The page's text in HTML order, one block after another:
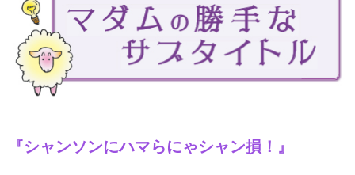
『シャンソンにハマらにゃシャン損！』